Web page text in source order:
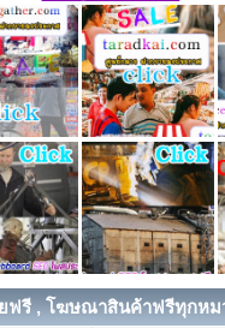
ฟรี , โฆษณาสินค้าฟรีทุกห